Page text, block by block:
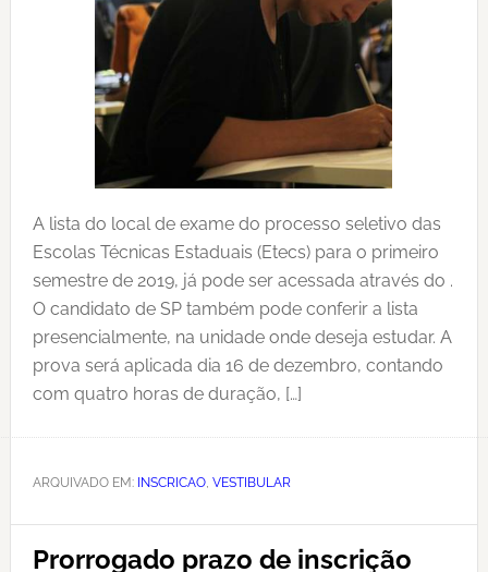
A lista do local de exame do processo seletivo das
Escolas Técnicas Estaduais (Etecs) para o primeiro
semestre de 2019, já pode ser acessada através do .
O candidato de SP também pode conferir a lista
presencialmente, na unidade onde deseja estudar. A
prova será aplicada dia 16 de dezembro, contando
com quatro horas de duração, […]
ARQUIVADO EM: INSCRICAO, VESTIBULAR
Prorrogado prazo de inscrição